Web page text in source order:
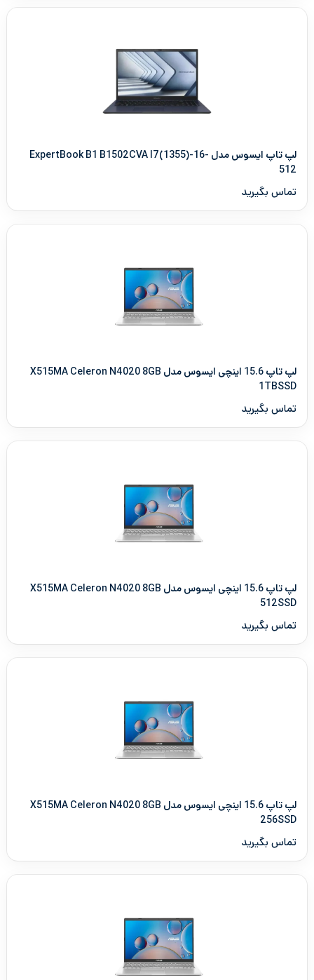
لپ تاپ ایسوس مدل ExpertBook B1 B1502CVA I7(1355)-16-
512
تماس بگیرید
لپ تاپ 15.6 اینچی ایسوس مدل X515MA Celeron N4020 8GB
1TBSSD
تماس بگیرید
لپ تاپ 15.6 اینچی ایسوس مدل X515MA Celeron N4020 8GB
512SSD
تماس بگیرید
لپ تاپ 15.6 اینچی ایسوس مدل X515MA Celeron N4020 8GB
256SSD
تماس بگیرید